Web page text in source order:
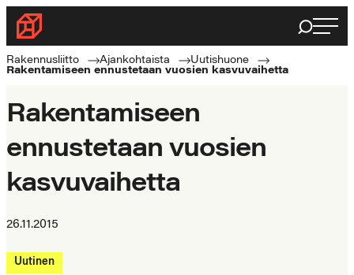
Siirry
suoraan
sisältöön
Rakennusliitto
Rakennusalan
ammattilaisten
Haku
Rakennusliitto Ajankohtaista
Uutishuone
Rakentamiseen ennustetaan vuosien kasvuvaihetta
Rakentamiseen
ennustetaan vuosien
kasvuvaihetta
26.11.2015
Uutinen